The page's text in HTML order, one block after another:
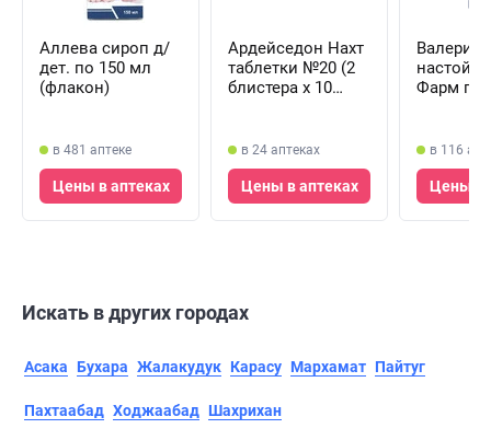
Аллева сироп д/
дет. по 150 мл
(флакон)
в 481 аптеке
Цены в аптеках
Ардейседон Нахт
таблетки №20 (2
блистера х 10
в 24 аптеках
Цены в аптеках
Фарм по
в 116
Цены в
Искать в других городах
Асака Бухара Жалакудук Карасу Мархамат Пайтуг
Пахтаабад Ходжаабад Шахрихан